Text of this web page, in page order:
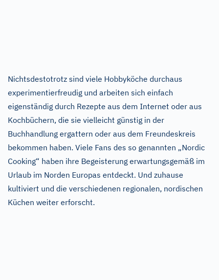
Nichtsdestotrotz sind viele Hobbyköche durchaus
experimentierfreudig und arbeiten sich einfach
eigenständig durch Rezepte aus dem Internet oder aus
Kochbüchern, die sie vielleicht günstig in der
Buchhandlung ergattern oder aus dem Freundeskreis
bekommen haben. Viele Fans des so genannten „Nordic
Cooking“ haben ihre Begeisterung erwartungsgemäß im
Urlaub im Norden Europas entdeckt. Und zuhause
kultiviert und die verschiedenen regionalen, nordischen
Küchen weiter erforscht.